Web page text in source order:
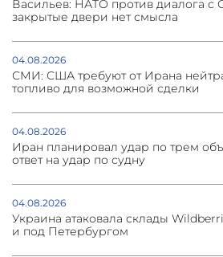
Васильев: НАТО против диалога с
закрытые двери нет смысла
04.08.2026
СМИ: США требуют от Ирана
топливо для возможной сделки
04.08.2026
Иран планировал удар по трем
ответ на удар по судну
04.08.2026
Украина атаковала склады
и под Петербургом